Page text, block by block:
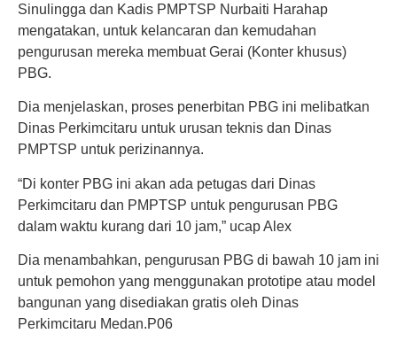
Sinulingga dan Kadis PMPTSP Nurbaiti Harahap
mengatakan, untuk kelancaran dan kemudahan
pengurusan mereka membuat Gerai (Konter khusus)
PBG.
Dia menjelaskan, proses penerbitan PBG ini melibatkan
Dinas Perkimcitaru untuk urusan teknis dan Dinas
PMPTSP untuk perizinannya.
“Di konter PBG ini akan ada petugas dari Dinas
Perkimcitaru dan PMPTSP untuk pengurusan PBG
dalam waktu kurang dari 10 jam,” ucap Alex
Dia menambahkan, pengurusan PBG di bawah 10 jam ini
untuk pemohon yang menggunakan prototipe atau model
bangunan yang disediakan gratis oleh Dinas
Perkimcitaru Medan.P06